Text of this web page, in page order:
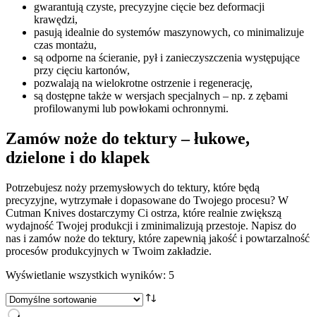
gwarantują czyste, precyzyjne cięcie bez deformacji
krawędzi,
pasują idealnie do systemów maszynowych, co minimalizuje
czas montażu,
są odporne na ścieranie, pył i zanieczyszczenia występujące
przy cięciu kartonów,
pozwalają na wielokrotne ostrzenie i regenerację,
są dostępne także w wersjach specjalnych – np. z zębami
profilowanymi lub powłokami ochronnymi.
Zamów noże do tektury – łukowe,
dzielone i do klapek
Potrzebujesz noży przemysłowych do tektury, które będą
precyzyjne, wytrzymałe i dopasowane do Twojego procesu? W
Cutman Knives dostarczymy Ci ostrza, które realnie zwiększą
wydajność Twojej produkcji i zminimalizują przestoje. Napisz do
nas i zamów noże do tektury, które zapewnią jakość i powtarzalność
procesów produkcyjnych w Twoim zakładzie.
Wyświetlanie wszystkich wyników: 5